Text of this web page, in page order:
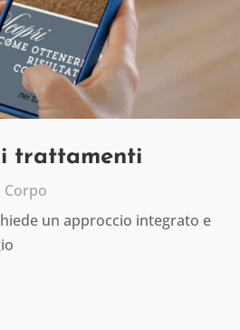
trattamenti
Corpo
un approccio integrato e